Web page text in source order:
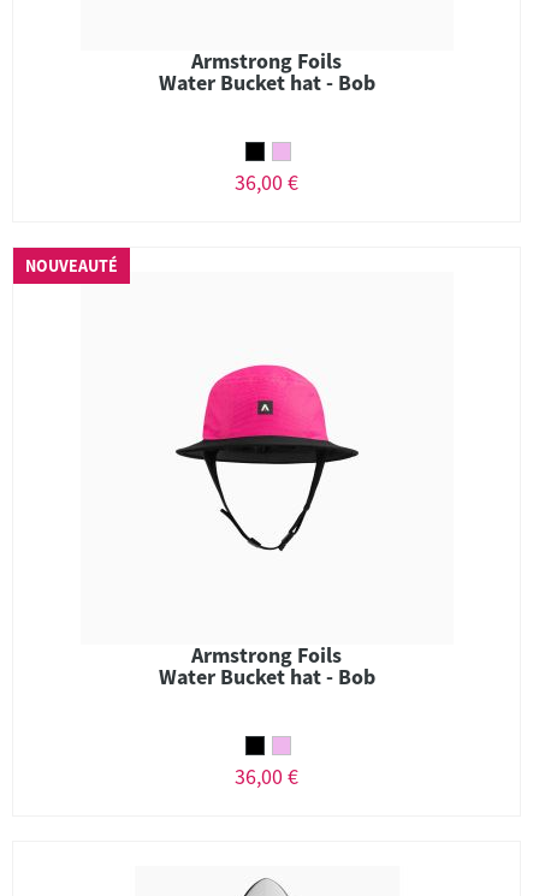
Armstrong Foils
Water Bucket hat - Bob
36,00 €
NOUVEAUTÉ
Armstrong Foils
Water Bucket hat - Bob
36,00 €